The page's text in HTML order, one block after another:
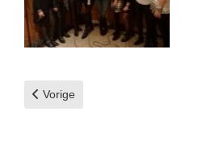
Vorig artikel: Verjaardagsfeest
Vorige